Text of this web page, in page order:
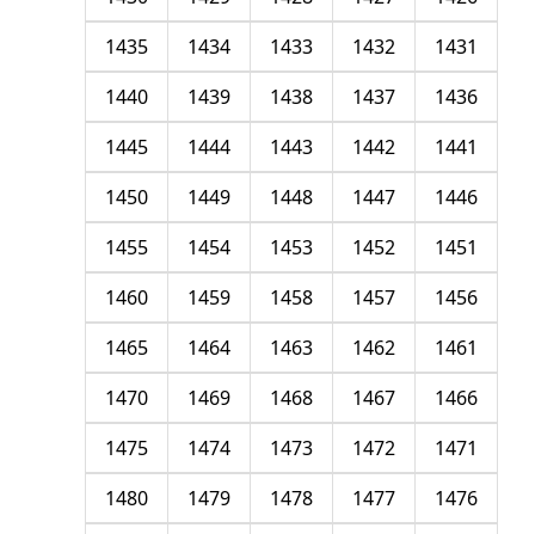
1431
1432
1433
1434
1435
1436
1437
1438
1439
1440
1441
1442
1443
1444
1445
1446
1447
1448
1449
1450
1451
1452
1453
1454
1455
1456
1457
1458
1459
1460
1461
1462
1463
1464
1465
1466
1467
1468
1469
1470
1471
1472
1473
1474
1475
1476
1477
1478
1479
1480